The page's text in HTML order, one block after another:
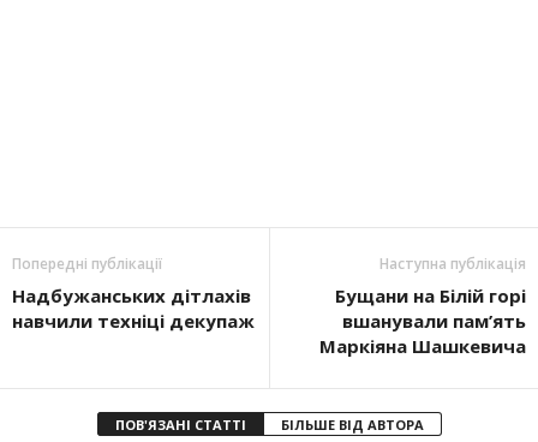
Попередні публікації
Надбужанських дітлахів
навчили техніці декупаж
Наступна публікація
Бущани на Білій горі
вшанували пам’ять
Маркіяна Шашкевича
ПОВ'ЯЗАНІ СТАТТІ БІЛЬШЕ ВІД АВТОРА